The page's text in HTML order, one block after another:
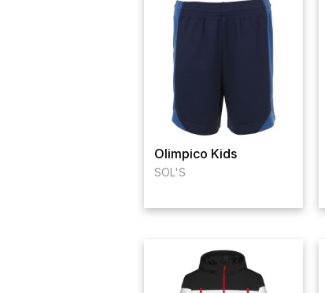
Olimpico Kids
SOL'S